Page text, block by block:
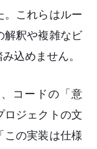
。これらはルー
解釈や複雑なビ
込めません。
コードの「意
ロジェクトの文
この実装は仕様